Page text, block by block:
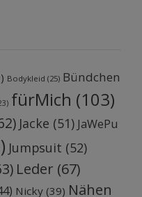
Bodykleid (25) Bündchen
fürMich (103)
Jacke (51) JaWePu
Jumpsuit (52)
Leder (67)
Nicky (39) Nähen